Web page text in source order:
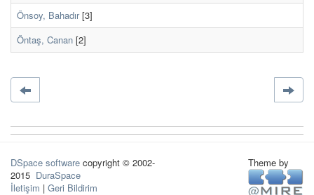
Önsoy, Bahadır[3]
Öntaş, Canan [2]
DSpace software copyright © 2002-
2015 DuraSpace
İletişim | Geri Bildirim
Theme by